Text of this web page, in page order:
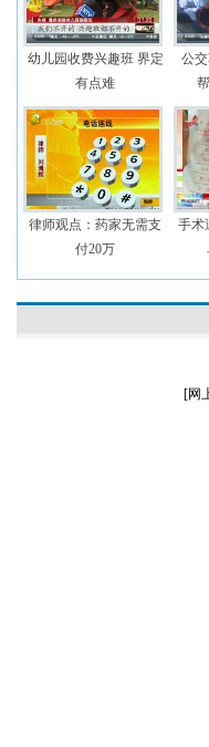
幼儿园收费兴趣班 界定
有点难
公
律师观点：药家无需支
付20万
手术
[网